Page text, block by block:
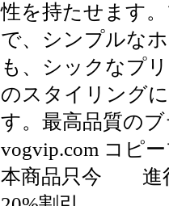
性を持たせます
で、シンプルな
も、シックなプ
のスタイリング
す。最高品質の
vogvip.com コピ
本商品只今 進